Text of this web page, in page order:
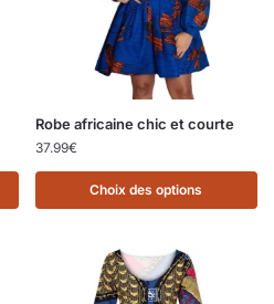
Robe africaine chic et courte
37.99€
Choix des options